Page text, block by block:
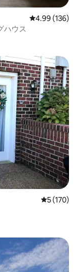
レビュー136
4.99 (136)
ハウス
レビュー
5 (170)